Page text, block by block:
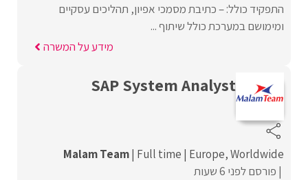
התפקיד כולל: – כתיבת מסמכי אפיון, תהליכים עסקיים
ומימושם במערכת כולל שיתוף ...
מידע על המשרה
SAP System Analyst
Malam Team Full time Europe Worldwide
פורסם לפני 6 שעות